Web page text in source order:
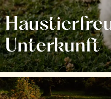
Unterkunft